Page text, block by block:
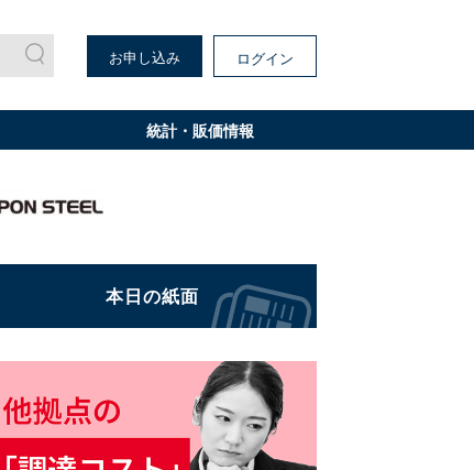
お申し込み ログイン
統計・販価情報